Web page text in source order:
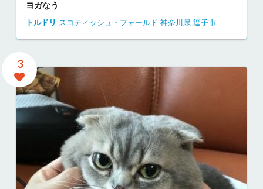
ヨガなう
トルドリ スコティッシュ・フォールド 神奈川県 逗子市
3